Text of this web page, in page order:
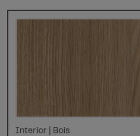
Interior | Bois